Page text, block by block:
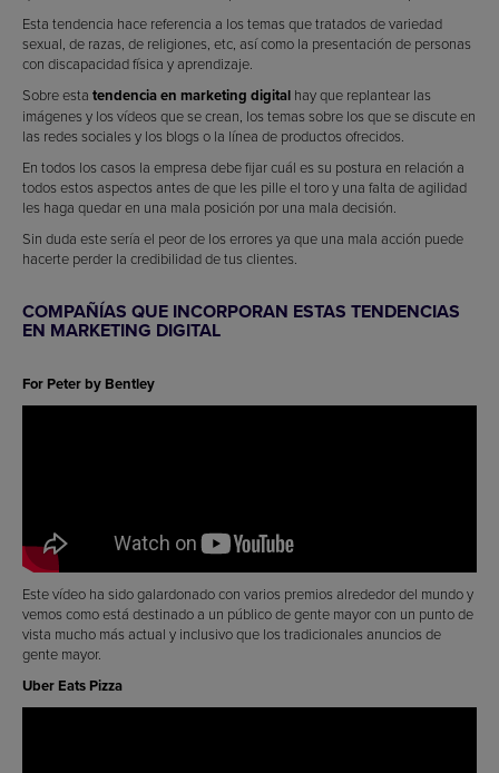
Esta tendencia hace referencia a los temas que tratados de variedad
sexual, de razas, de religiones, etc, así como la presentación de personas
con discapacidad física y aprendizaje.
Sobre esta tendencia en marketing digital hay que replantear las
imágenes y los vídeos que se crean, los temas sobre los que se discute en
las redes sociales y los blogs o la línea de productos ofrecidos.
En todos los casos la empresa debe fijar cuál es su postura en relación a
todos estos aspectos antes de que les pille el toro y una falta de agilidad
les haga quedar en una mala posición por una mala decisión.
Sin duda este sería el peor de los errores ya que una mala acción puede
hacerte perder la credibilidad de tus clientes.
COMPAÑÍAS QUE INCORPORAN ESTAS TENDENCIAS
EN MARKETING DIGITAL
For Peter by Bentley
Este vídeo ha sido galardonado con varios premios alrededor del mundo y
vemos como está destinado a un público de gente mayor con un punto de
vista mucho más actual y inclusivo que los tradicionales anuncios de
gente mayor.
Uber Eats Pizza